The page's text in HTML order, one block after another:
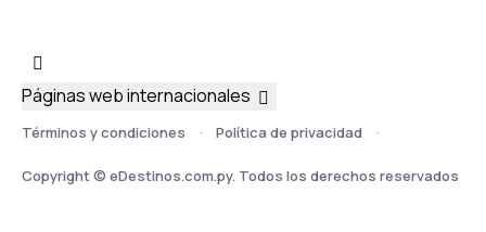
Términos y condiciones Política de privacidad
Copyright © eDestinos.com.py. Todos los derechos reservados
Páginas web internacionales